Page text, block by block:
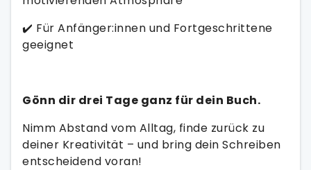
✔️ Für Anfänger:innen und Fortgeschrittene
geeignet
Gönn dir drei Tage ganz für dein Buch.
Nimm Abstand vom Alltag, finde zurück zu
deiner Kreativität – und bring dein Schreiben
entscheidend voran!